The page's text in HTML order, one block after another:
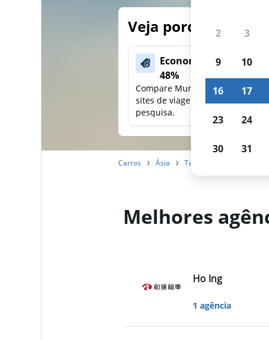
Veja porque
Economize mais de
48%
Compare Mundi com outros
sites de viagens em uma única
pesquisa.
Carros Ásia Taiwan
Melhores
Ho Ing
1 agência
2 3
9 10
16 17
23 24
30 31